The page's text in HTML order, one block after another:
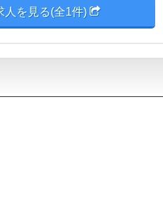
人を見る(全1件)